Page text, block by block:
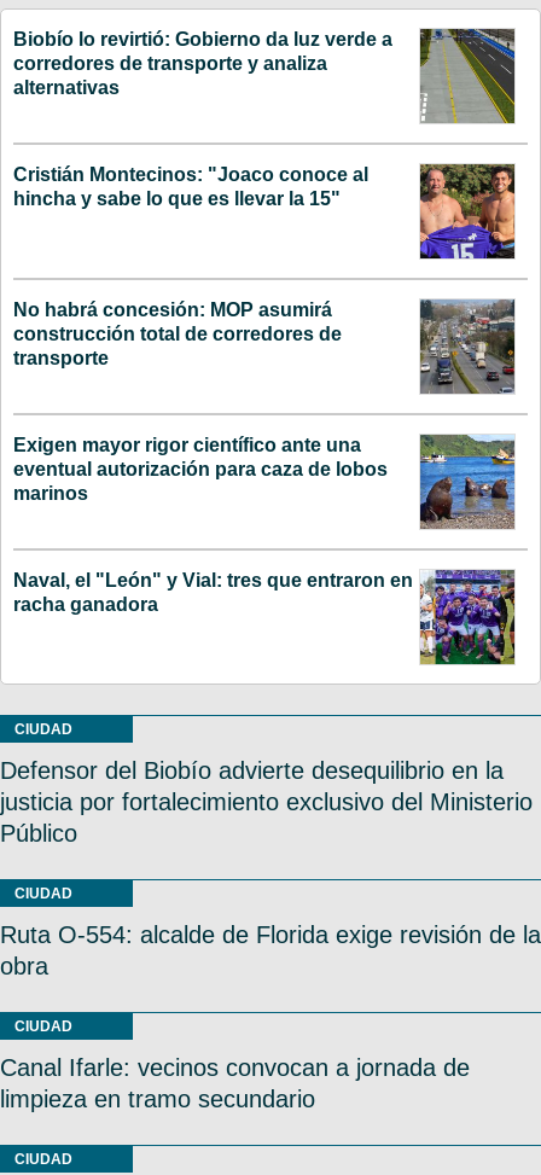
Biobío lo revirtió: Gobierno da luz verde a
corredores de transporte y analiza
alternativas
Cristián Montecinos: "Joaco conoce al
hincha y sabe lo que es llevar la 15"
No habrá concesión: MOP asumirá
construcción total de corredores de
transporte
Exigen mayor rigor científico ante una
eventual autorización para caza de lobos
marinos
Naval, el "León" y Vial: tres que entraron en
racha ganadora
CIUDAD
Defensor del Biobío advierte desequilibrio en la
justicia por fortalecimiento exclusivo del Ministerio
Público
CIUDAD
Ruta O-554: alcalde de Florida exige revisión de la
obra
CIUDAD
Canal Ifarle: vecinos convocan a jornada de
limpieza en tramo secundario
CIUDAD